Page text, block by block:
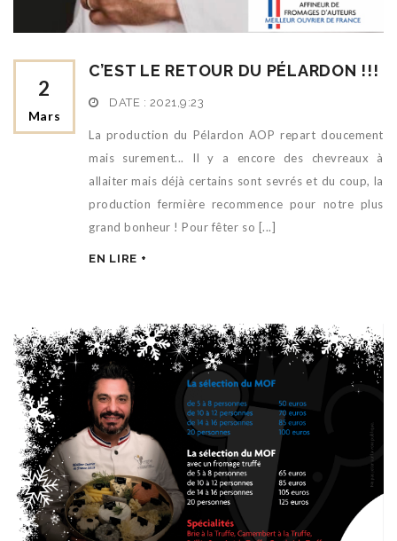
2
Mars
C’EST LE RETOUR DU PÉLARDON !!!
DATE : 2021,9:23
La production du Pélardon AOP repart doucement
mais surement... Il y a encore des chevreaux à
allaiter mais déjà certains sont sevrés et du coup, la
production fermière recommence pour notre plus
grand bonheur ! Pour fêter so [...]
EN LIRE +